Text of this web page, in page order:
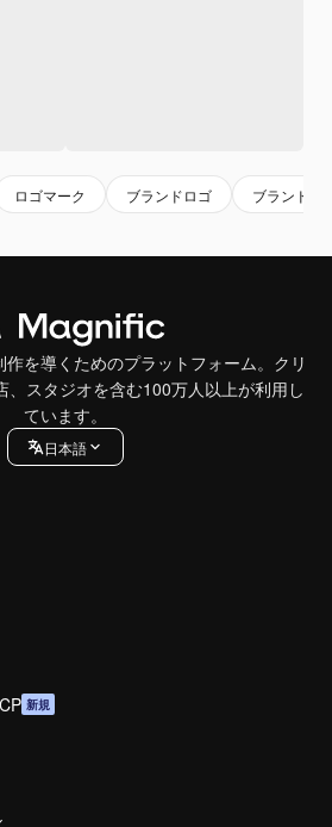
ロゴマーク ブランドロゴ ブランド
を導くためのプラットフォーム。クリ
、スタジオを含む100万人以上が利用し
ています。
日本語
新規